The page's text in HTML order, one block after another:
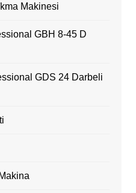
Makinesi
GBH 8-45 D
GDS 24 Darbeli